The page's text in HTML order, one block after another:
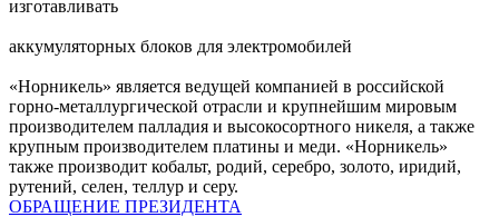
изготавливать
аккумуляторных блоков для электромобилей
«Норникель» является ведущей компанией в российской
горно-металлургической отрасли и крупнейшим мировым
производителем палладия и высокосортного никеля, а также
крупным производителем платины и меди. «Норникель»
также производит кобальт, родий, серебро, золото, иридий,
рутений, селен, теллур и серу.
ОБРАЩЕНИЕ ПРЕЗИДЕНТА